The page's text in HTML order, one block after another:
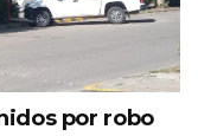
por robo